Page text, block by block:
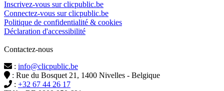
Inscrivez-vous sur clicpublic.be
Connectez-vous sur clicpublic.be
Politique de confidentialité & cookies
Déclaration d'accessibilité
Contactez-nous
: info@clicpublic.be
: Rue du Bosquet 21, 1400 Nivelles - Belgique
: +32 67 44 26 17